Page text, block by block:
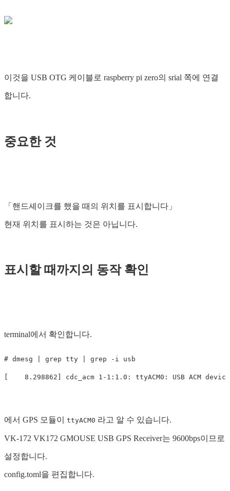
이것을 USB OTG 케이블로 raspberry pi zero의 srial 쪽에 연결
합니다.
중요한 것
「핸드셰이크를 했을 때의 위치를 ​​표시합니다」
현재 위치를 표시하는 것은 아닙니다.
표시할 때까지의 동작 확인
terminal에서 확인합니다.
# dmesg | grep tty | grep -i usb
에서 GPS 모듈이 ttyACM0 라고 알 수 있습니다.
VK-172 VK172 GMOUSE USB GPS Receiver는 9600bps이므로
설정합니다.
config.toml을 편집합니다.